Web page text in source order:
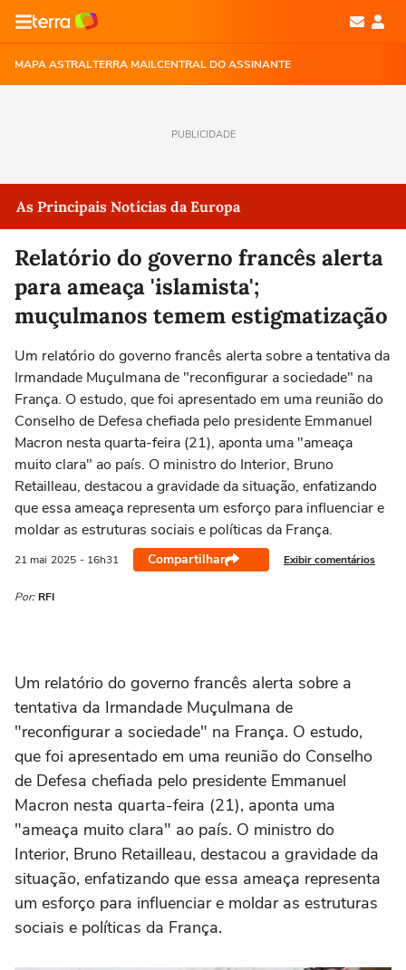
MAPA ASTRALTERRA MAILCENTRAL DO ASSINANTE
PUBLICIDADE
As Principais Notícias da Europa
Relatório do governo francês alerta
para ameaça 'islamista';
muçulmanos temem estigmatização
Um relatório do governo francês alerta sobre a tentativa da
Irmandade Muçulmana de "reconfigurar a sociedade" na
França. O estudo, que foi apresentado em uma reunião do
Conselho de Defesa chefiada pelo presidente Emmanuel
Macron nesta quarta-feira (21), aponta uma "ameaça
muito clara" ao país. O ministro do Interior, Bruno
Retailleau, destacou a gravidade da situação, enfatizando
que essa ameaça representa um esforço para influenciar e
moldar as estruturas sociais e políticas da França.
21 mai 2025 - 16h31 Compartilhar Exibir comentários
Por: RFI
Um relatório do governo francês alerta sobre a
tentativa da Irmandade Muçulmana de
"reconfigurar a sociedade" na França. O estudo,
que foi apresentado em uma reunião do Conselho
de Defesa chefiada pelo presidente Emmanuel
Macron nesta quarta-feira (21), aponta uma
"ameaça muito clara" ao país. O ministro do
Interior, Bruno Retailleau, destacou a gravidade da
situação, enfatizando que essa ameaça representa
um esforço para influenciar e moldar as estruturas
sociais e políticas da França.